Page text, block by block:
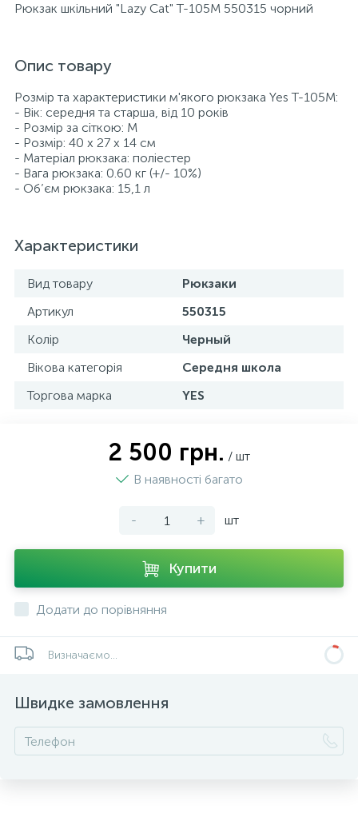
Рюкзак шкільний "Lazy Cat" T-105M 550315 чорний
Опис товару
Розмір та характеристики м'якого рюкзака Yes Т-105M:
- Вік: середня та старша, від 10 років
- Розмір за сіткою: M
- Розмір: 40 х 27 х 14 см
- Матеріал рюкзака: поліестер
- Вага рюкзака: 0.60 кг (+/- 10%)
- Об’єм рюкзака: 15,1 л
Характеристики
Вид товару
Рюкзаки
Артикул
550315
Колір
Черный
Вікова категорія
Середня школа
Торгова марка
YES
2 500 грн. / шт
В наявності багато
- + шт
Купити
Додати до порівняння
Визначаємо...
Швидке замовлення